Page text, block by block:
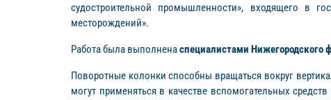
судостроительной промышленности», входящего в
месторождений».
Работа была выполненаспециалистами Нижегородского
Поворотные колонки способны вращаться вокруг
могут применяться в качестве вспомогательных